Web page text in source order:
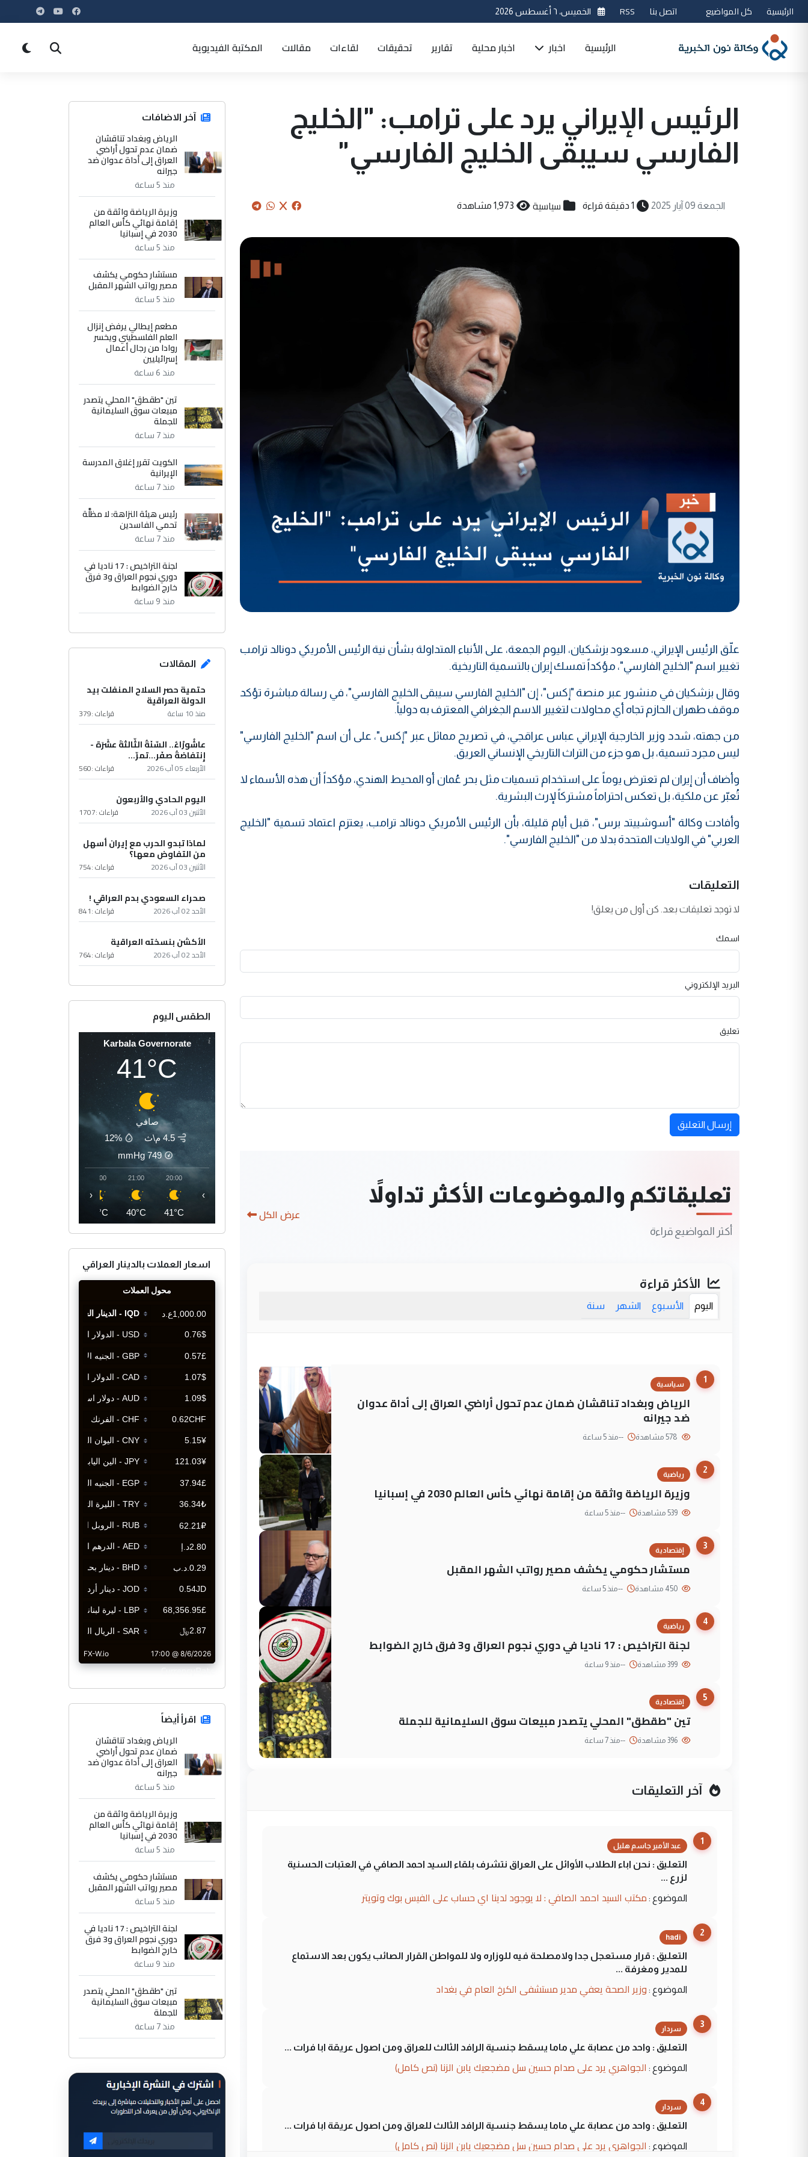
الرئيسية كل المواضيع اتصل بنا RSS الخميس، ٦ أغسطس 2026
الرئيسية اخبار اخبار محلية تقارير تحقيقات لقاءات مقالات المكتبة الفيديوية
الرئيس الإيراني يرد على ترامب: "الخليج
الفارسي سيبقى الخليج الفارسي"
الجمعة 09 آيار 2025 1 دقيقة قراءة سياسية 1,973 مشاهدة
علّق الرئيس الإيراني، مسعود بزشكيان، اليوم الجمعة، على الأنباء المتداولة بشأن نية الرئيس الأمريكي دونالد ترامب
تغيير اسم "الخليج الفارسي"، مؤكداً تمسك إيران بالتسمية التاريخية.
وقال بزشكيان في منشور عبر منصة "إكس"، إن "الخليج الفارسي سيبقى الخليج الفارسي"، في رسالة مباشرة تؤكد
موقف طهران الحازم تجاه أي محاولات لتغيير الاسم الجغرافي المعترف به دولياً.
من جهته، شدد وزير الخارجية الإيراني عباس عراقجي، في تصريح مماثل عبر "إكس"، على أن اسم "الخليج الفارسي"
ليس مجرد تسمية، بل هو جزء من التراث التاريخي الإنساني العريق.
وأضاف أن إيران لم تعترض يوماً على استخدام تسميات مثل بحر عُمان أو المحيط الهندي، مؤكداً أن هذه الأسماء لا
تُعبّر عن ملكية، بل تعكس احتراماً مشتركاً لإرث البشرية.
وأفادت وكالة "أسوشييتد برس"، قبل أيام قليلة، بأن الرئيس الأمريكي دونالد ترامب، يعتزم اعتماد تسمية "الخليج
العربي" في الولايات المتحدة بدلا من "الخليج الفارسي".
التعليقات
لا توجد تعليقات بعد. كن أول من يعلق!
اسمك
البريد الإلكتروني
تعليق
إرسال التعليق
تعليقاتكم والموضوعات الأكثر تداولاً
أكثر المواضيع قراءة
عرض الكل
الأكثر قراءة
اليوم الأسبوع الشهر سنة
1
سياسية
الرياض وبغداد تناقشان ضمان عدم تحول أراضي العراق إلى أداة عدوان
ضد جيرانه
--منذ 5 ساعة
2
رياضية
وزيرة الرياضة واثقة من إقامة نهائي كأس العالم 2030 في إسبانيا
--منذ 5 ساعة
3
إقتصادية
مستشار حكومي يكشف مصير رواتب الشهر المقبل
--منذ 5 ساعة
4
رياضية
لجنة التراخيص : 17 ناديا في دوري نجوم العراق و3 فرق خارج الضوابط
--منذ 9 ساعة
5
إقتصادية
تين "طقطق" المحلي يتصدر مبيعات سوق السليمانية للجملة
--منذ 7 ساعة
آخر التعليقات
1
عبد الأمير جاسم هليل
التعليق : نحن اباء الطلاب الأوائل على العراق نتشرف بلقاء السيد احمد الصافي في العتبات الحسنية
لزرع ...
الموضوع : مكتب السيد احمد الصافي : لا يوجود لدينا اي حساب على الفيس بوك وتويتر
2
hadi
التعليق : قرار مستعجل جدا ولامصلحة فيه للوزاره ولا للمواطن القرار الصائب يكون بعد الاستماع
للمدير ومغرفة ...
الموضوع : وزير الصحة يعفي مدير مستشفى الكرخ العام في بغداد
3
سردار
التعليق : واحد من عصابة علي ماما يسقط جنسية الرافد الثالث للعراق ومن اصول عريقة ابا فرات ...
الموضوع : الجواهري يرد على صدام حسين سل مضجعيك يابن الزنا (نص كامل)
4
سردار
التعليق : واحد من عصابة علي ماما يسقط جنسية الرافد الثالث للعراق ومن اصول عريقة ابا فرات ...
الموضوع : الجواهري يرد على صدام حسين سل مضجعيك يابن الزنا (نص كامل)
آخر الاضافات
الرياض وبغداد تناقشان
ضمان عدم تحول أراضي
العراق إلى أداة عدوان ضد
جيرانه
منذ 5 ساعة
وزيرة الرياضة واثقة من
إقامة نهائي كأس العالم
2030 في إسبانيا
منذ 5 ساعة
مستشار حكومي يكشف
مصير رواتب الشهر المقبل
منذ 5 ساعة
مطعم إيطالي يرفض إنزال
العلم الفلسطيني ويخسر
روادا من رجال أعمال
إسرائيليين
منذ 6 ساعة
تين "طقطق" المحلي يتصدر
مبيعات سوق السليمانية
للجملة
منذ 7 ساعة
الكويت تقرر إغلاق المدرسة
الإيرانية
منذ 7 ساعة
رئيس هيئة النزاهة: لا مظلَّة
تحمي الفاسدين
منذ 7 ساعة
لجنة التراخيص : 17 ناديا في
دوري نجوم العراق و3 فرق
خارج الضوابط
منذ 9 ساعة
المقالات
حتمية حصر السلاح المنفلت بيد
الدولة العراقية
منذ 10 ساعة قراءات :379
عاشُورْاءُ.. السّنَةُ الثّالثةَ عشَرَة -
إِنتفاضةُ صفَر…تمرّ...
الأربعاء 05 آب 2026 قراءات :560
اليوم الحادي والأربعون
الأثنين 03 آب 2026 قراءات :1707
لماذا تبدو الحرب مع إيران أسهل
من التفاوض معها؟
الأثنين 03 آب 2026 قراءات :754
صحراء السعودي بدم العراقي !
الأحد 02 آب 2026 قراءات :841
الأكشن بنسخته العراقية
الأحد 02 آب 2026 قراءات :764
الطقس اليوم
Karbala Governorate
41°C
صافي
4.5 م\ث
12%
749
mmHg
20:00
41°C
21:00
40°C
22:00
39°C
‹ ›
اسعار العملات بالدينار العراقي
CurrencyRate
اقرأ أيضاً
الرياض وبغداد تناقشان
ضمان عدم تحول أراضي
العراق إلى أداة عدوان ضد
جيرانه
منذ 5 ساعة
وزيرة الرياضة واثقة من
إقامة نهائي كأس العالم
2030 في إسبانيا
منذ 5 ساعة
مستشار حكومي يكشف
مصير رواتب الشهر المقبل
منذ 5 ساعة
لجنة التراخيص : 17 ناديا في
دوري نجوم العراق و3 فرق
خارج الضوابط
منذ 9 ساعة
تين "طقطق" المحلي يتصدر
مبيعات سوق السليمانية
للجملة
منذ 7 ساعة